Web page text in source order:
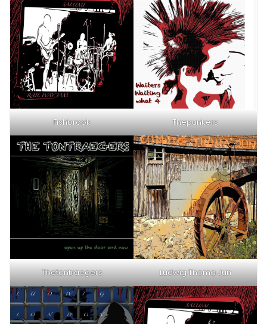
Fishbrook Thepunkers
Thetontraegers Ludwig Thoma Jun